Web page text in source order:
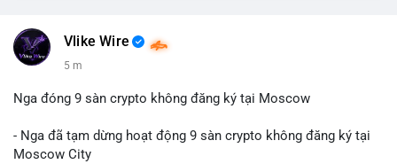
Vlike Wire
5 m
Nga đóng 9 sàn crypto không đăng ký tại Moscow
- Nga đã tạm dừng hoạt động 9 sàn crypto không đăng ký tại
Moscow City